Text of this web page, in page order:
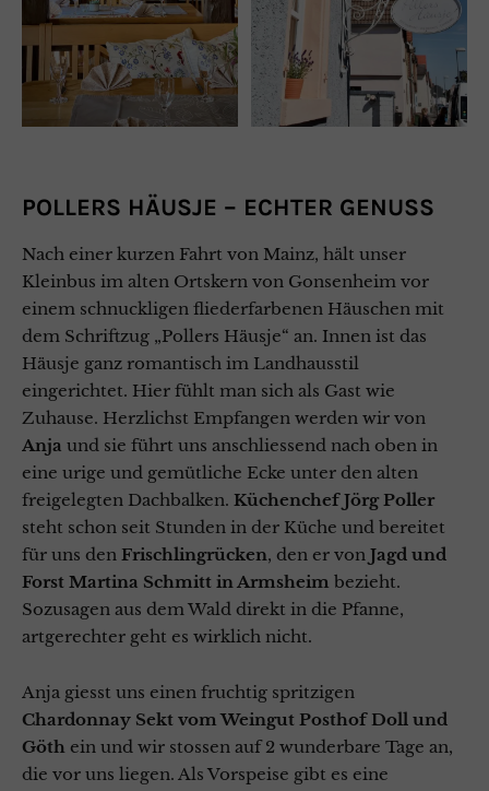
POLLERS HÄUSJE – ECHTER GENUSS
Nach einer kurzen Fahrt von Mainz, hält unser
Kleinbus im alten Ortskern von Gonsenheim vor
einem schnuckligen fliederfarbenen Häuschen mit
dem Schriftzug „Pollers Häusje“ an. Innen ist das
Häusje ganz romantisch im Landhausstil
eingerichtet. Hier fühlt man sich als Gast wie
Zuhause. Herzlichst Empfangen werden wir von
Anja und sie führt uns anschliessend nach oben in
eine urige und gemütliche Ecke unter den alten
freigelegten Dachbalken. Küchenchef Jörg Poller
steht schon seit Stunden in der Küche und bereitet
für uns den Frischlingrücken, den er von Jagd und
Forst Martina Schmitt in Armsheim bezieht.
Sozusagen aus dem Wald direkt in die Pfanne,
artgerechter geht es wirklich nicht.
Anja giesst uns einen fruchtig spritzigen
Chardonnay Sekt vom Weingut Posthof Doll und
Göth ein und wir stossen auf 2 wunderbare Tage an,
die vor uns liegen. Als Vorspeise gibt es eine